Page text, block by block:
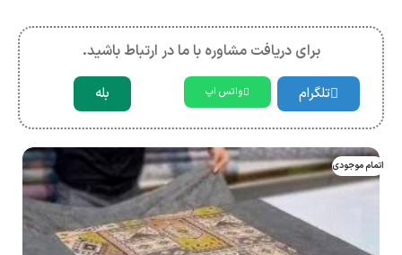
برای دریافت مشاوره با ما در ارتباط باشید.
تلگرام واتس اپ بله
اتمام موجودی